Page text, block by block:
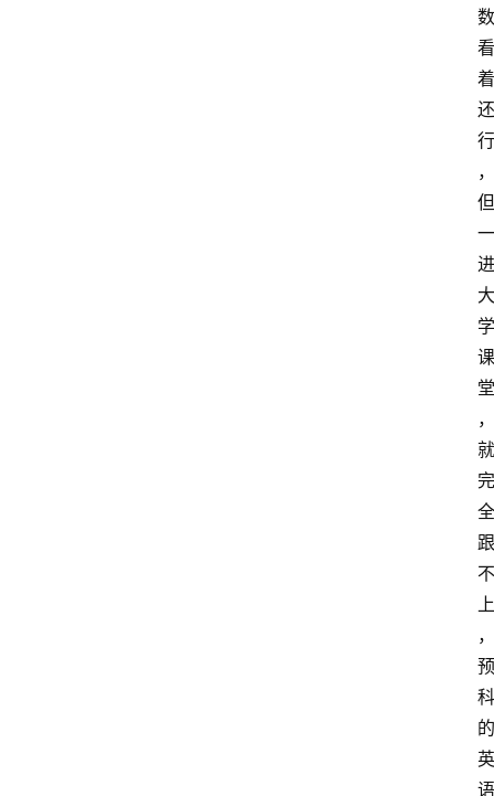
数
看
着
还
行
，
但
一
进
大
学
课
堂
，
就
完
全
跟
不
上
，
预
科
的
英
语